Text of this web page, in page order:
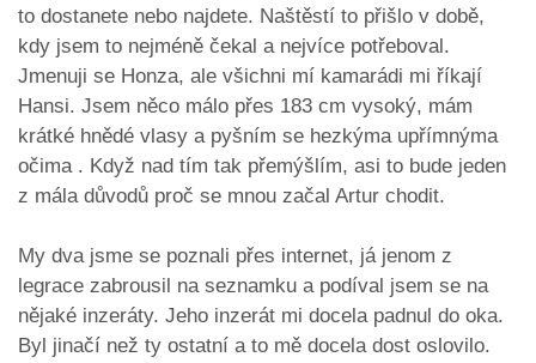
to dostanete nebo najdete. Naštěstí to přišlo v době,
kdy jsem to nejméně čekal a nejvíce potřeboval.
Jmenuji se Honza, ale všichni mí kamarádi mi říkají
Hansi. Jsem něco málo přes 183 cm vysoký, mám
krátké hnědé vlasy a pyšním se hezkýma upřímnýma
očima . Když nad tím tak přemýšlím, asi to bude jeden
z mála důvodů proč se mnou začal Artur chodit.
My dva jsme se poznali přes internet, já jenom z
legrace zabrousil na seznamku a podíval jsem se na
nějaké inzeráty. Jeho inzerát mi docela padnul do oka.
Byl jinačí než ty ostatní a to mě docela dost oslovilo.